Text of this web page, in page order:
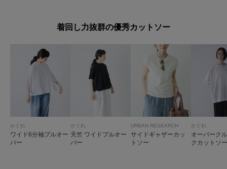
着回し力抜群の優秀カットソー
かぐれ
ワイド6分袖プルオー
バー
かぐれ
天竺 ワイドプルオー
バー
URBAN RESEARCH
サイドギャザーカッ
トソー
かぐれ
オーバーク
クカットソー